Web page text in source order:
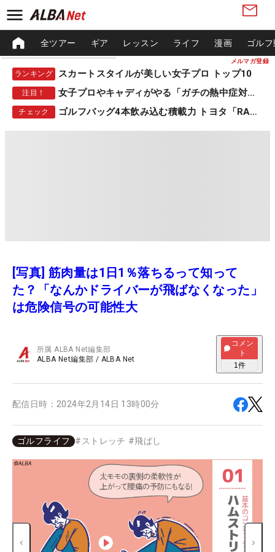
メルマガ登録
全ツアー ギア レッスン ライフ 漫画 ゴル
ランキング スカートスタイルが美しい女子プロ トップ10
注目！ 女子プロやキャディがやる「ガチの熱中症対策」
チェック ゴルフバッグ4本飲み込む積載力 トヨタ「RAV4」
[写真] 筋肉量は1日1％落ちるって知って
た？「なんかドライバーが飛ばなくなった」
は危険信号の可能性大
所属ALBA Net編集部
ALBA Net編集部 / ALBA Net
コメン
ト
1件
配信日時： 2024年2月14日 13時00分
ゴルフライフ # ストレッチ #飛ばし